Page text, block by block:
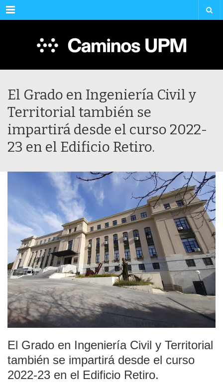
Menu
El Grado en Ingeniería Civil y
Territorial también se
impartirá desde el curso 2022-
23 en el Edificio Retiro.
El Grado en Ingeniería Civil y Territorial
también se impartirá desde el curso
2022-23 en el Edificio Retiro.